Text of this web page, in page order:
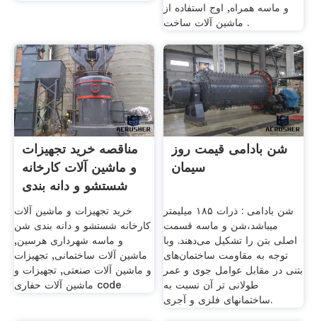
و ماسه همراه, اوج استفاده از
ماشین آلات ساخت .
مناقصه خرید تجهیزات
و ماشین آلات کارخانه
شستشو و دانه بندی
خرید تجهیزات و ماشین آلات
کارخانه شستشو و دانه بندی شن
و ماسه شهرداری هرسین,
ماشین آلات ساختمانی, تجهیزات
و ماشین آلات صنعتی, تجهیزات و
ماشین آلات حفاری code
شن بادامی قیمت روز
سیمان
شن بادامی : ذرات ۱۸۵ میلیمتر
میباشد،شن و ماسه قسمت
اصلی بتن را تشکیل می‌دهند. وبا
توجه به مقاومت ساختمان‌های
بتنی در مقابل عوامل جوی و عمر
طولانی تر آن نسبت به
ساختمانهای فلزی و آجری.